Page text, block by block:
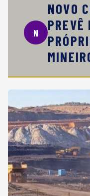
N
NOVO
PREVÊ